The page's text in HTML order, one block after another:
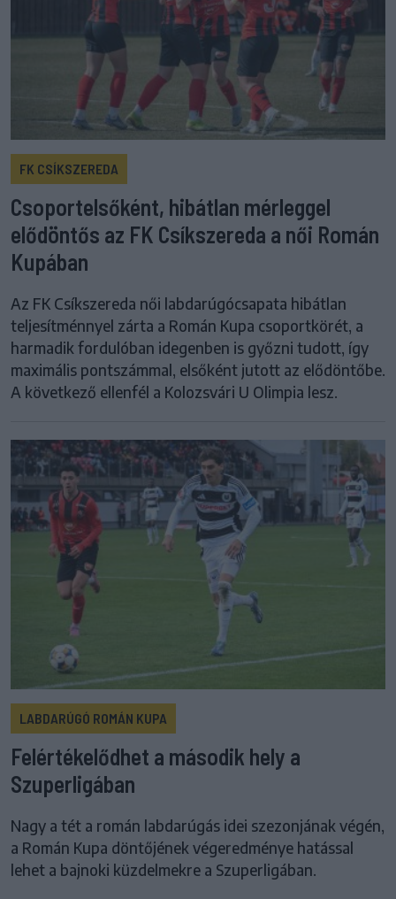
FK CSÍKSZEREDA
Csoportelsőként, hibátlan mérleggel
elődöntős az FK Csíkszereda a női Román
Kupában
Az FK Csíkszereda női labdarúgócsapata hibátlan
teljesítménnyel zárta a Román Kupa csoportkörét, a
harmadik fordulóban idegenben is győzni tudott, így
maximális pontszámmal, elsőként jutott az elődöntőbe.
A következő ellenfél a Kolozsvári U Olimpia lesz.
LABDARÚGÓ ROMÁN KUPA
Felértékelődhet a második hely a
Szuperligában
Nagy a tét a román labdarúgás idei szezonjának végén,
a Román Kupa döntőjének végeredménye hatással
lehet a bajnoki küzdelmekre a Szuperligában.